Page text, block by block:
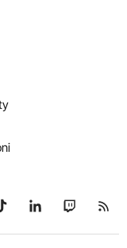
su Telegram
su TikTok
Seguici su
Seguici